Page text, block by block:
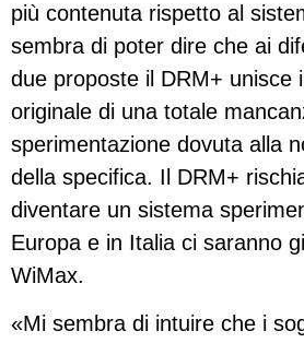
più contenuta rispetto al
sembra di poter dire che ai
due proposte il DRM+ unisce
originale di una totale
sperimentazione dovuta alla
della specifica. Il DRM+
diventare un sistema
Europa e in Italia ci saranno
WiMax.
«Mi sembra di intuire che i